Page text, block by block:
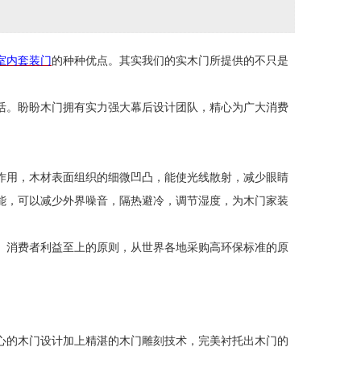
内套装门 的种种优点。其实我们的实木门所提供的不只是
盼盼木门拥有实力强大幕后设计团队，精心为广大消费
，木材表面组织的细微凹凸，能使光线散射，减少眼睛
可以减少外界噪音，隔热避冷，调节湿度，为木门家装
费者利益至上的原则，从世界各地采购高环保标准的原
木门设计加上精湛的木门雕刻技术，完美衬托出木门的